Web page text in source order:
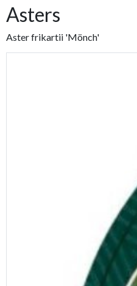
Asters
Aster frikartii 'Mönch'